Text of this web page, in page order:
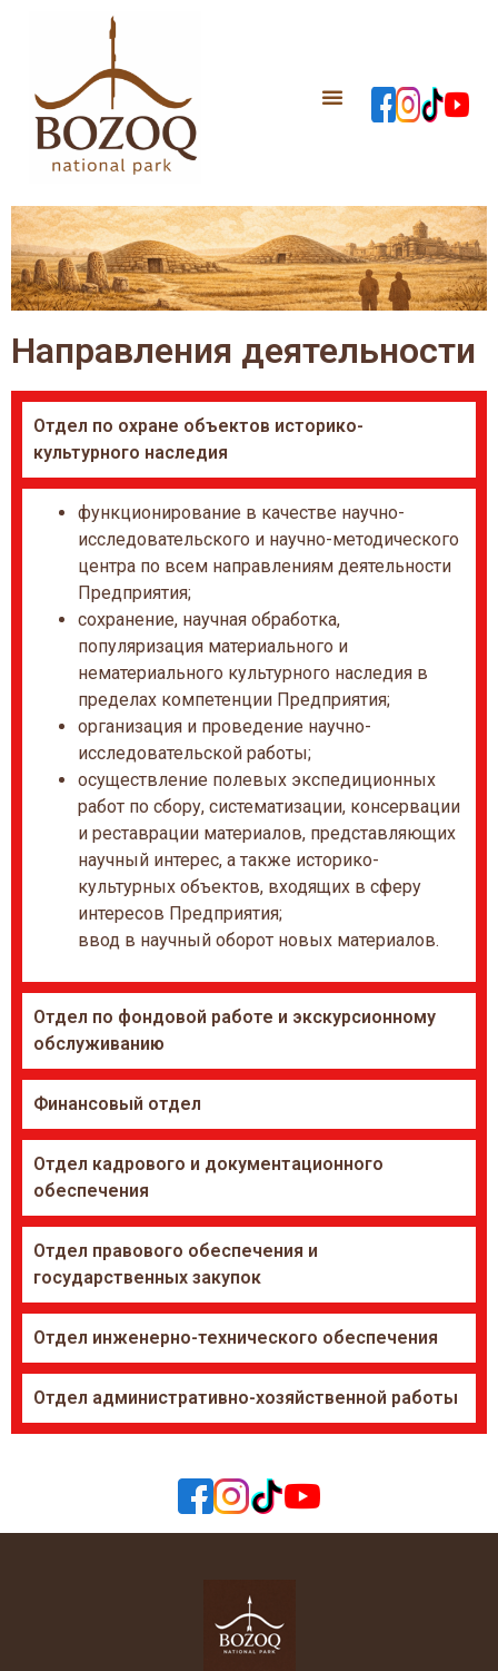
Направления деятельности
Отдел по охране объектов историко-
культурного наследия
функционирование в качестве научно-
исследовательского и научно-методического
центра по всем направлениям деятельности
Предприятия;
сохранение, научная обработка,
популяризация материального и
нематериального культурного наследия в
пределах компетенции Предприятия;
организация и проведение научно-
исследовательской работы;
осуществление полевых экспедиционных
работ по сбору, систематизации, консервации
и реставрации материалов, представляющих
научный интерес, а также историко-
культурных объектов, входящих в сферу
интересов Предприятия;
ввод в научный оборот новых материалов.
Отдел по фондовой работе и экскурсионному
обслуживанию
Финансовый отдел
Отдел кадрового и документационного
обеспечения
Отдел правового обеспечения и
государственных закупок
Отдел инженерно-технического обеспечения
Отдел административно-хозяйственной работы